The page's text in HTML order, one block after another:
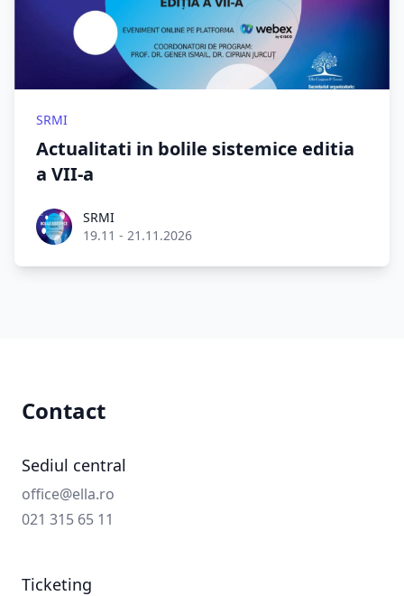
SRMI
Actualitati in bolile sistemice editia
a VII-a
Roel Aufderehar
SRMI
19.11 - 21.11.2026
Contact
Sediul central
Email
office@ella.ro
Phone number
021 315 65 11
Ticketing